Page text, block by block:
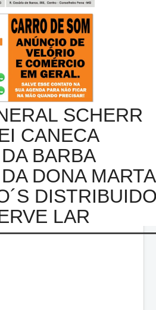
SCHERR
CANECA
BARBA
DONA MARTA
LAR